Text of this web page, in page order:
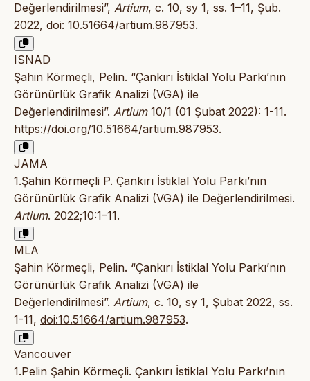
Değerlendirilmesi”, Artium, c. 10, sy 1, ss. 1–11, Şub.
2022, doi: 10.51664/artium.987953.
ISNAD
Şahin Körmeçli, Pelin. “Çankırı İstiklal Yolu Parkı’nın
Görünürlük Grafik Analizi (VGA) ile
Değerlendirilmesi”. Artium10/1 (01 Şubat 2022): 1-11.
https://doi.org/10.51664/artium.987953.
JAMA
1.Şahin Körmeçli P. Çankırı İstiklal Yolu Parkı’nın
Görünürlük Grafik Analizi (VGA) ile Değerlendirilmesi.
Artium. 2022;10:1–11.
MLA
Şahin Körmeçli, Pelin. “Çankırı İstiklal Yolu Parkı’nın
Görünürlük Grafik Analizi (VGA) ile
Değerlendirilmesi”. Artium, c. 10, sy 1, Şubat 2022, ss.
1-11, doi:10.51664/artium.987953.
Vancouver
1.Pelin Şahin Körmeçli. Çankırı İstiklal Yolu Parkı’nın